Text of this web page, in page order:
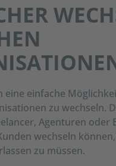
eine einfache
zu wechseln.
Agenturen oder
wechseln
zu müssen.